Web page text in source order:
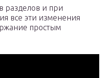
разделов и при
все эти изменения
простым